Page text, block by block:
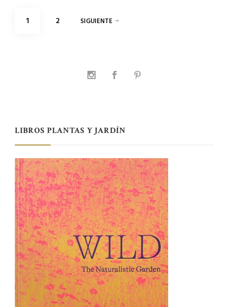
Paginación
PÁGINA
1 PÁGINA
2 SIGUIENTE
LIBROS PLANTAS Y JARDÍN